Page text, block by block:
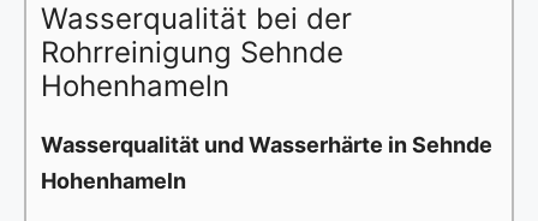
Wasserqualität bei der
Rohrreinigung Sehnde
Hohenhameln
Wasserqualität und Wasserhärte in Sehnde
Hohenhameln